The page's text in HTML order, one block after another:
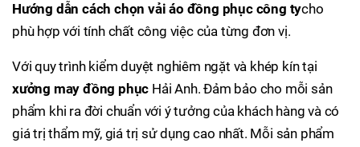
Hướng dẫn cách chọn vải áo đồng phục công tycho
phù hợp với tính chất công việc của từng đơn vị.
Với quy trình kiểm duyệt nghiêm ngặt và khép kín tại
xưởng may đồng phục Hải Anh. Đảm bảo cho mỗi sản
phẩm khi ra đời chuẩn với ý tưởng của khách hàng và có
giá trị thẩm mỹ, giá trị sử dụng cao nhất. Mỗi sản phẩm